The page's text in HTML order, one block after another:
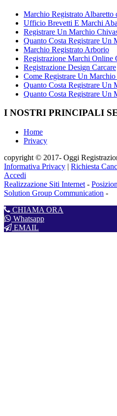
Marchio Registrato Albaretto
Ufficio Brevetti E Marchi
Registrare Un Marchio
Quanto Costa Registrare Un
Marchio Registrato Arborio
Registrazione Marchi Online
Registrazione Design Carcare
Come Registrare Un Marchio
Quanto Costa Registrare Un
Quanto Costa Registrare Un
I NOSTRI PRINCIPALI
Home
Privacy
copyright © 2017- Oggi
Informativa Privacy | Richiesta
Accedi
Realizzazione Siti Internet -
Solution Group Communication -
CHIAMA ORA
Whatsapp
EMAIL